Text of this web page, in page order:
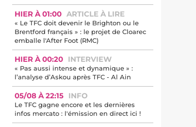
HIER À 01:00 ARTICLE À LIRE
« Le TFC doit devenir le Brighton ou le
Brentford français » : le projet de Cloarec
emballe l'After Foot (RMC)
HIER À 00:20 INTERVIEW
« Pas aussi intense et dynamique » :
l’analyse d’Askou après TFC - Al Ain
05/08 À 22:15 INFO
Le TFC gagne encore et les dernières
infos mercato : l'émission en direct ici !